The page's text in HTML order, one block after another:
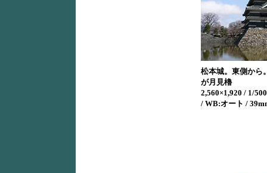
松本城。東側から
が月見櫓
2,560×1,920 / 1/
/ WB:オート /